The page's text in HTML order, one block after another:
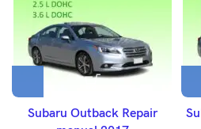
Subaru Outback Repair